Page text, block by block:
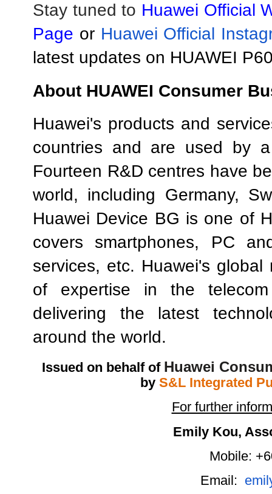
Stay tuned to Huawei Official
Page or Huawei Official
latest updates on HUAWEI
About HUAWEI Consumer
Huawei's products and
countries and are used by
Fourteen R&D centres have
world, including Germany,
Huawei Device BG is one of
covers smartphones, PC
services, etc. Huawei's
of expertise in the
delivering the latest
around the world.
Issued on behalf of Huawei
by S&L Integrated
For further
Emily Kou,
Mobile:
Email: